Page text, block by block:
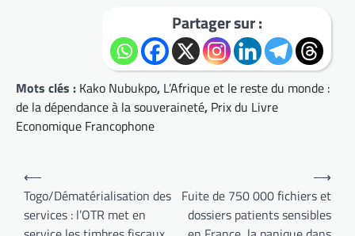
Partager sur :
Mots clés : Kako Nubukpo, L’Afrique et le reste du monde :
de la dépendance à la souveraineté, Prix du Livre
Economique Francophone
Navigation
de
l’article
⟵
Togo/Dématérialisation des
services : l’OTR met en
Fuite de 750 000 fichiers et
dossiers patients sensibles
⟶